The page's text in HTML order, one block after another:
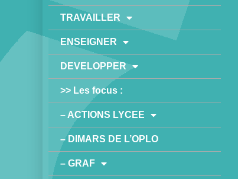
TRAVAILLER
ENSEIGNER
DEVELOPPER
>> Les focus :
– ACTIONS LYCEE
– DIMARS DE L’OPLO
– GRAF